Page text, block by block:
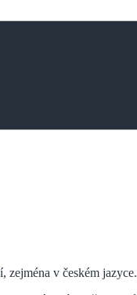
zejména v českém jazyce.